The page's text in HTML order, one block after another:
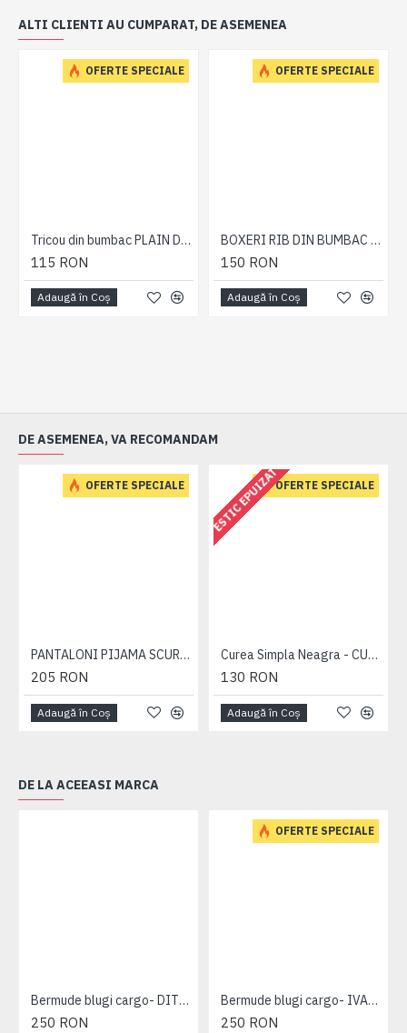
ALTI CLIENTI AU CUMPARAT, DE ASEMENEA
OFERTE SPECIALE
Tricou din bumbac PLAIN DENIM - T-SHIRT PLAIN DENIM - 2XL 3XL 4XL 5XL 6XL 7XL
115 RON
Adaugă în Coş
OFERTE SPECIALE
BOXERI RIB DIN BUMBAC SI POLY - PACHET 3 PERECHI - 2XL, 3XL, 4XL, 5XL, 6XL, 7XL, 8XL
150 RON
Adaugă în Coş
DE ASEMENEA, VA RECOMANDAM
OFERTE SPECIALE
PANTALONI PIJAMA SCURTI BLEUMARIN – PACHET 2 BUCATI - 2XL 3XL 4XL 5XL 6XL
205 RON
Adaugă în Coş
OFERTE SPECIALE
ESTIC EPUIZAT
Curea Simpla Neagra - CUREA PLAIN NEAGRA - 2XL 3XL 4XL 5XL 6XL 7XL
130 RON
Adaugă în Coş
DE LA ACEEASI MARCA
Bermude blugi cargo- DITO B - MID USED - 2XL 3XL 4XL 5XL 6XL 7XL
250 RON
OFERTE SPECIALE
Bermude blugi cargo- IVAN DARK USED - 2XL 3XL 4XL 5XL 6XL 7XL
250 RON